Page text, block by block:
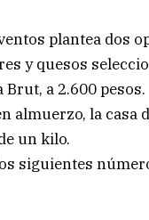
plantea dos
y quesos
a 2.600 pesos.
almuerzo, la casa
un kilo.
siguientes